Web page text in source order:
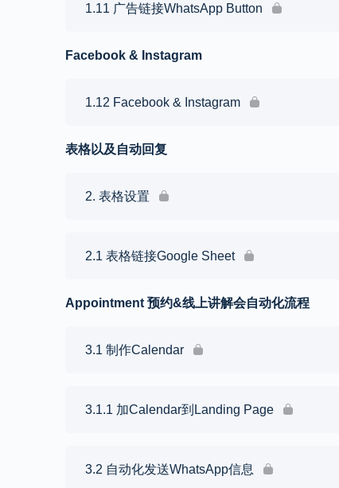
1.11 广告链接WhatsApp Button
Facebook & Instagram
1.12 Facebook & Instagram
表格以及自动回复
2. 表格设置
2.1 表格链接Google Sheet
Appointment 预约&线上讲解会自动化流程
3.1 制作Calendar
3.1.1 加Calendar到Landing Page
3.2 自动化发送WhatsApp信息